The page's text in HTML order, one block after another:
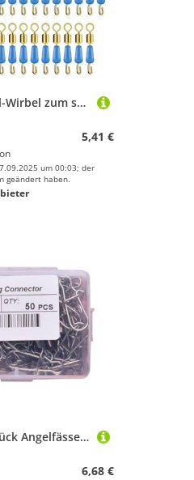
MISUVRSE Angel-Wirbel zum schnellen Wechseln, 50 Stück, Schnurverbinder für schnelles Verbinden, Set für Zubehör, Angeln
5,41 €
um 00:03; der
geändert haben.
MISUVRSE 50 Stück Angelfässer, Schnurverbinder, rollende Wirbel, Angelhaken, Ringe, Edelstahl, Angelhaken, Köder, Angelzubehör
6,68 €